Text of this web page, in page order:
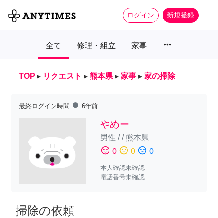
ログイン 新規登録
全て 修理・組立 家事 more_horiz
TOP ▸ リクエスト ▸ 熊本県 ▸ 家事 ▸ 家の掃除
最終ログイン時間 fiber_manual_record 6年前
やめー
男性 // 熊本県
sentiment_satisfied 0 sentiment_neutral 0 sentiment_dissatisfied 0
本人確認未確認
電話番号未確認
掃除の依頼